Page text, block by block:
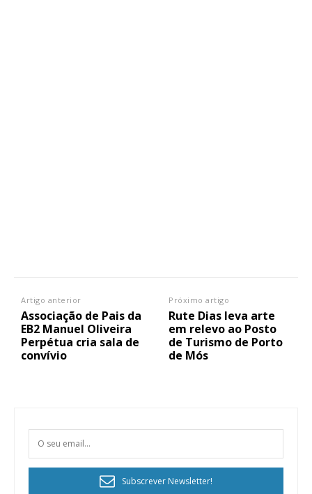
Artigo anterior
Associação de Pais da
EB2 Manuel Oliveira
Perpétua cria sala de
convívio
Próximo artigo
Rute Dias leva arte
em relevo ao Posto
de Turismo de Porto
de Mós
Subscrever Newsletter!